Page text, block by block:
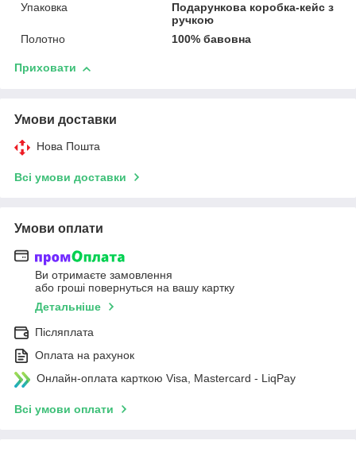
Упаковка
Подарункова коробка-кейс з
ручкою
Полотно
100% бавовна
Приховати
Умови доставки
Нова Пошта
Всі умови доставки
Умови оплати
Ви отримаєте замовлення
або гроші повернуться на вашу картку
Детальніше
Післяплата
Оплата на рахунок
Онлайн-оплата карткою Visa, Mastercard - LiqPay
Всі умови оплати